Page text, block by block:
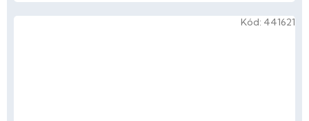
Kód: 441621